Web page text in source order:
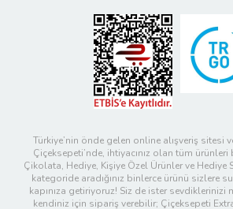
Türkiye’nin önde gelen online alışveriş sitesi
Çiçeksepeti’nde, ihtiyacınız olan tüm
Çikolata, Hediye, Kişiye Özel Ürünler ve Hediye
kategoride aradığınız binlerce ürünü sizlere
kapınıza getiriyoruz! Siz de ister sevdiklerinizi
kendiniz için sipariş verebilir; Çiçeksepeti